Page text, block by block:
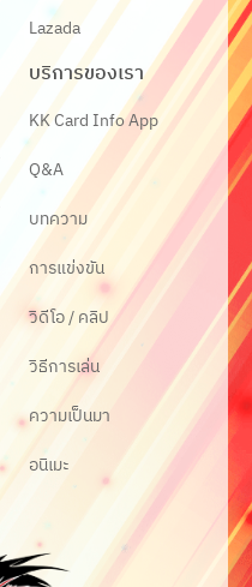
Lazada
บริการของเรา
KK Card Info App
Q&A
บทความ
การแข่งขัน
วิดีโอ / คลิป
วิธีการเล่น
ความเป็นมา
อนิเมะ